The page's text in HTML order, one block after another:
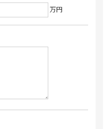
万円